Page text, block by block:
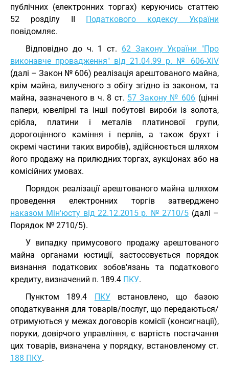
публічних (електронних торгах) керуючись статтею
52 розділу II Податкового кодексу України
повідомляє.
Відповідно до ч. 1 ст. 62 Закону України "Про
виконавче провадження" від 21.04.99 р. № 606-XIV
(далі – Закон № 606) реалізація арештованого майна,
крім майна, вилученого з обігу згідно із законом, та
майна, зазначеного в ч. 8 ст. 57 Закону № 606 (цінні
папери, ювелірні та інші побутові вироби із золота,
срібла, платини і металів платинової групи,
дорогоцінного каміння і перлів, а також брухт і
окремі частини таких виробів), здійснюється шляхом
його продажу на прилюдних торгах, аукціонах або на
комісійних умовах.
Порядок реалізації арештованого майна шляхом
проведення електронних торгів затверджено
наказом Мін'юсту від 22.12.2015 р. № 2710/5 (далі –
Порядок № 2710/5).
У випадку примусового продажу арештованого
майна органами юстиції, застосовується порядок
визнання податкових зобов'язань та податкового
кредиту, визначений п. 189.4 ПКУ.
Пунктом 189.4 ПКУвстановлено, що базою
оподаткування для товарів/послуг, що передаються/
отримуються у межах договорів комісії (консигнації),
поруки, довірчого управління, є вартість постачання
цих товарів, визначена у порядку, встановленому ст.
188 ПКУ.